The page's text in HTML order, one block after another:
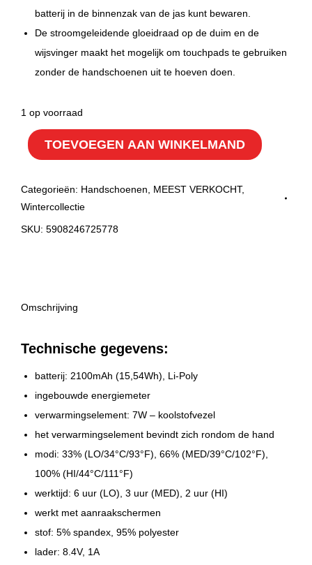
batterij in de binnenzak van de jas kunt bewaren.
De stroomgeleidende gloeidraad op de duim en de
wijsvinger maakt het mogelijk om touchpads te gebruiken
zonder de handschoenen uit te hoeven doen.
1 op voorraad
TOEVOEGEN AAN WINKELMAND
Categorieën: Handschoenen MEEST VERKOCHT,
Wintercollectie
SKU: 5908246725778
Omschrijving
Technische gegevens:
batterij: 2100mAh (15,54Wh), Li-Poly
ingebouwde energiemeter
verwarmingselement: 7W – koolstofvezel
het verwarmingselement bevindt zich rondom de hand
modi: 33% (LO/34°C/93°F), 66% (MED/39°C/102°F),
100% (HI/44°C/111°F)
werktijd: 6 uur (LO), 3 uur (MED), 2 uur (HI)
werkt met aanraakschermen
stof: 5% spandex, 95% polyester
lader: 8.4V, 1A